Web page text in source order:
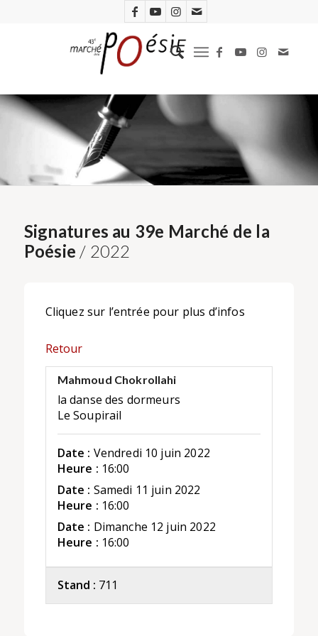
Signatures au 39e Marché de la
Poésie / 2022
Cliquez sur l’entrée pour plus d’infos
Retour
Mahmoud Chokrollahi
la danse des dormeurs
Le Soupirail
Date : Vendredi 10 juin 2022
Heure : 16:00
Date : Samedi 11 juin 2022
Heure : 16:00
Date : Dimanche 12 juin 2022
Heure : 16:00
Stand : 711